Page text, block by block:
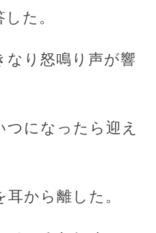
た。
なり怒鳴り声が響
になったら迎え
から離した。